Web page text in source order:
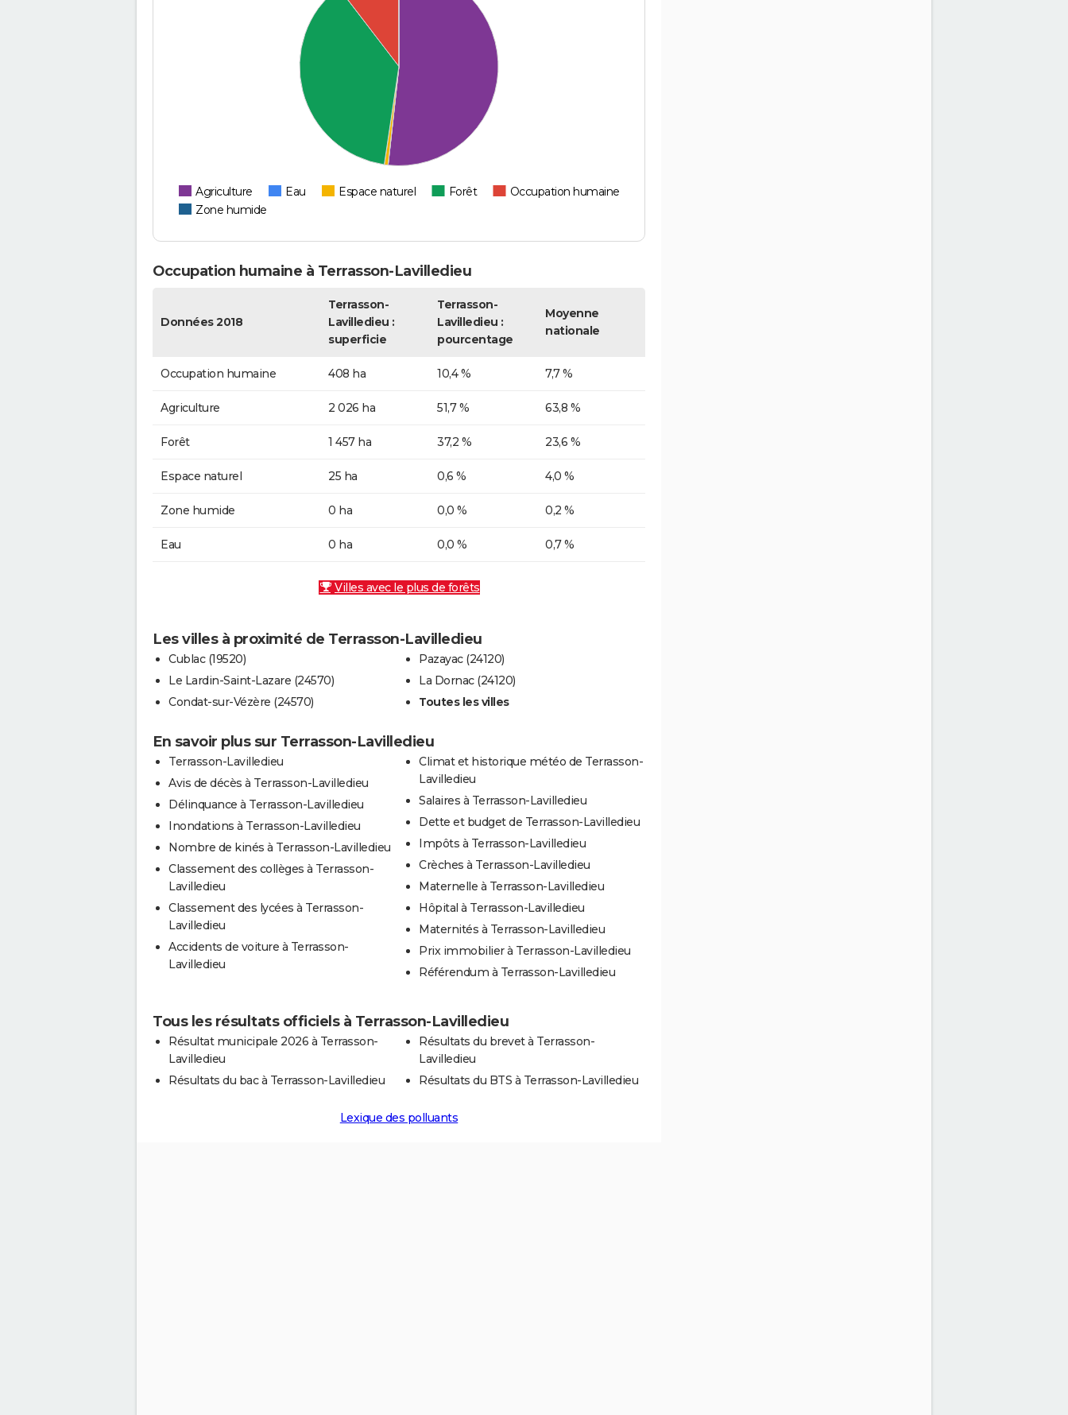
Agriculture Eau Espace naturel Forêt
Occupation humaine
Zone humide
Occupation humaine à Terrasson-Lavilledieu
Données 2018
Terrasson-
Lavilledieu :
superficie
Terrasson-
Lavilledieu :
pourcentage
Moyenne
nationale
Occupation humaine 408 ha 10,4 % 7,7 %
Agriculture 2 026 ha 51,7 % 63,8 %
Forêt 1 457 ha 37,2 % 23,6 %
Espace naturel 25 ha 0,6 % 4,0 %
Zone humide 0 ha 0,0 % 0,2 %
Eau 0 ha 0,0 % 0,7 %
Villes avec le plus de forêts
Les villes à proximité de Terrasson-Lavilledieu
Cublac (19520)
Le Lardin-Saint-Lazare (24570)
Condat-sur-Vézère (24570)
Pazayac (24120)
La Dornac (24120)
Toutes les villes
En savoir plus sur Terrasson-Lavilledieu
Terrasson-Lavilledieu
Avis de décès à Terrasson-Lavilledieu
Délinquance à Terrasson-Lavilledieu
Inondations à Terrasson-Lavilledieu
Nombre de kinés à Terrasson-Lavilledieu
Classement des collèges à Terrasson-
Lavilledieu
Classement des lycées à Terrasson-
Lavilledieu
Accidents de voiture à Terrasson-
Lavilledieu
Climat et historique météo de Terrasson-
Lavilledieu
Salaires à Terrasson-Lavilledieu
Dette et budget de Terrasson-Lavilledieu
Impôts à Terrasson-Lavilledieu
Crèches à Terrasson-Lavilledieu
Maternelle à Terrasson-Lavilledieu
Hôpital à Terrasson-Lavilledieu
Maternités à Terrasson-Lavilledieu
Prix immobilier à Terrasson-Lavilledieu
Référendum à Terrasson-Lavilledieu
Tous les résultats officiels à Terrasson-Lavilledieu
Résultat municipale 2026 à Terrasson-
Lavilledieu
Résultats du bac à Terrasson-Lavilledieu
Résultats du brevet à Terrasson-
Lavilledieu
Résultats du BTS à Terrasson-Lavilledieu
Lexique des polluants